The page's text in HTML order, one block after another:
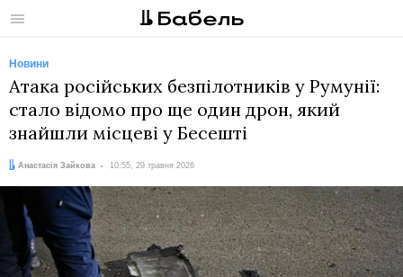
Меню
Новини
Атака російських безпілотників у Румунії:
стало відомо про ще один дрон, який
знайшли місцеві у Бесешті
Автор:
Анастасія Зайкова
Дата: 10:55, 29 травня 2026